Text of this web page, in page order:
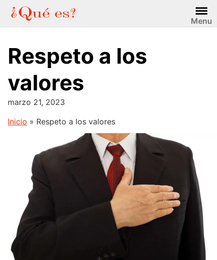
Saltar
contenido
Menu
Respeto a los
valores
marzo 21, 2023
Inicio » Respeto a los valores